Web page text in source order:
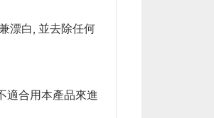
漂白, 並去除任何
適合用本產品來進